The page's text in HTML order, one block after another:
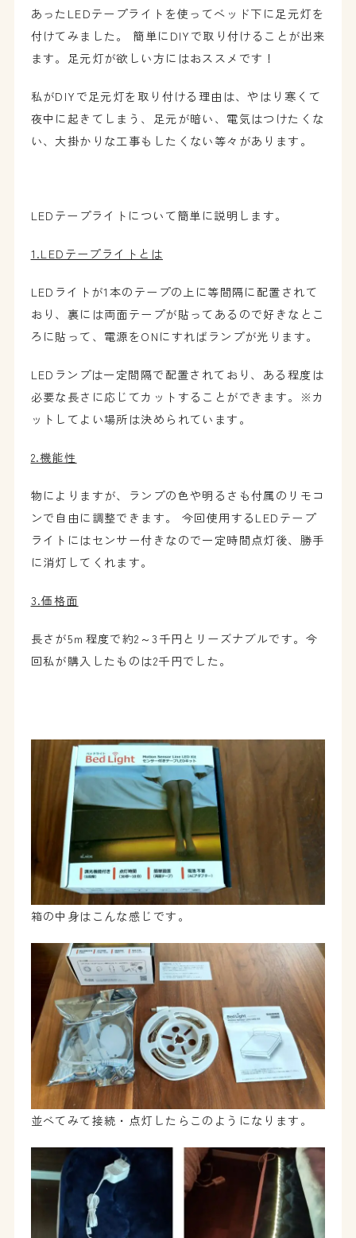
あったLEDテープライトを使ってベッド下に足元灯を
付けてみました。 簡単にDIYで取り付けることが出来
ます。足元灯が欲しい方にはおススメです！
私がDIYで足元灯を取り付ける理由は、やはり寒くて
夜中に起きてしまう、足元が暗い、電気はつけたくな
い、大掛かりな工事もしたくない等々があります。
LEDテープライトについて簡単に説明します。
1.LEDテープライトとは
LEDライトが1本のテープの上に等間隔に配置されて
おり、裏には両面テープが貼ってあるので好きなとこ
ろに貼って、電源をONにすればランプが光ります。
LEDランプは一定間隔で配置されており、ある程度は
必要な長さに応じてカットすることができます。※カ
ットしてよい場所は決められています。
2.機能性
物によりますが、ランプの色や明るさも付属のリモコ
ンで自由に調整できます。 今回使用するLEDテープ
ライトにはセンサー付きなので一定時間点灯後、勝手
に消灯してくれます。
3.価格面
長さが5ｍ程度で約2～3千円とリーズナブルです。今
回私が購入したものは2千円でした。
箱の中身はこんな感じです。
並べてみて接続・点灯したらこのようになります。